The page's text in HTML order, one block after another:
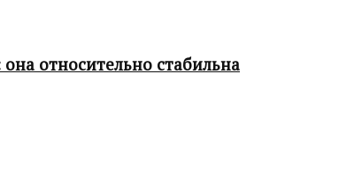
относительно стабильна